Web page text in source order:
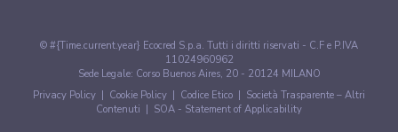
© #{Time.current.year} Ecocred S.p.a. Tutti i diritti riservati - C.F e P.IVA
11024960962
Sede Legale: Corso Buenos Aires, 20 - 20124 MILANO
Privacy Policy
Cookie Policy Codice Etico
Società Trasparente – Altri
Contenuti
SOA - Statement of Applicability